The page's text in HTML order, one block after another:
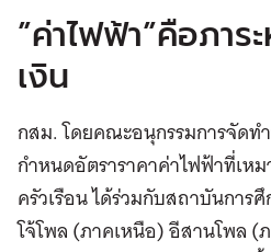
”ค่าไฟฟ้า”คือภาร
เงิน
กสม. โดยคณะอนุกรรมการจัดท
กำหนดอัตราราคาค่าไฟฟ้าที่เห
ครัวเรือน ได้ร่วมกับสถาบันการ
โจ้โพล (ภาคเหนือ) อีสานโพล (